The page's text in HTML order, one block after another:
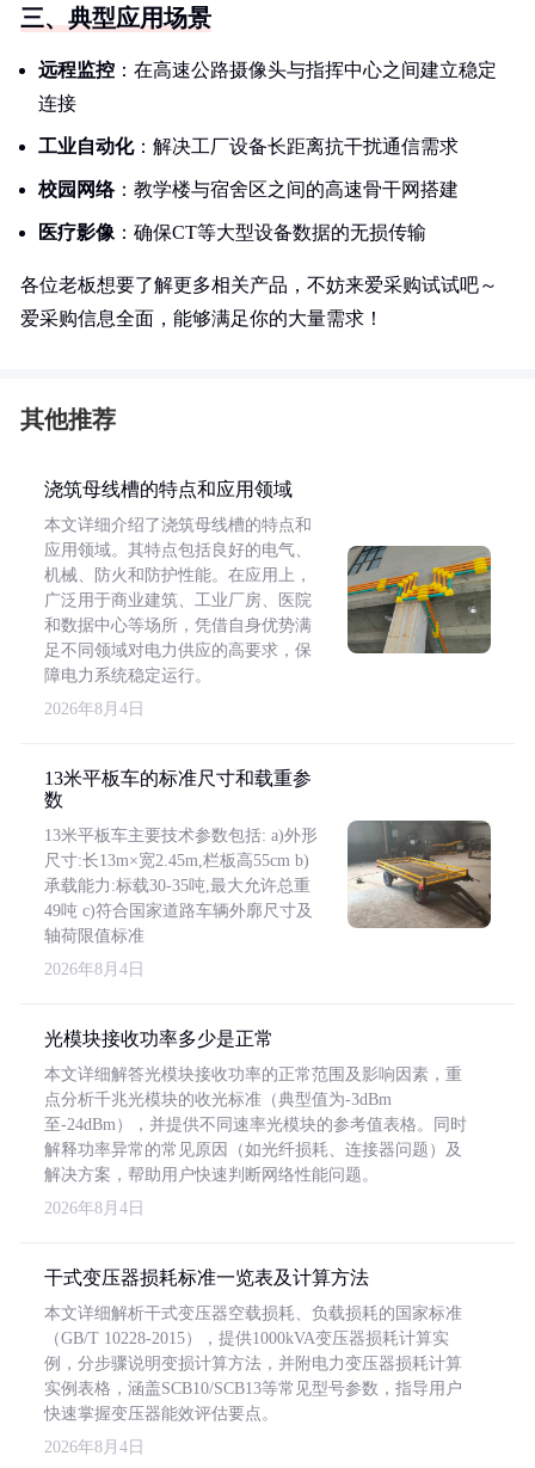
三、典型应用场景
远程监控 ：在高速公路摄像头与指挥中心之间建立稳定
连接
工业自动化：解决工厂设备长距离抗干扰通信需求
校园网络：教学楼与宿舍区之间的高速骨干网搭建
医疗影像 ：确保CT等大型设备数据的无损传输
各位老板想要了解更多相关产品，不妨来爱采购试试吧～
爱采购信息全面，能够满足你的大量需求！
其他推荐
浇筑母线槽的特点和应用领域
本文详细介绍了浇筑母线槽的特点和
应用领域。其特点包括良好的电气、
机械、防火和防护性能。在应用上，
广泛用于商业建筑、工业厂房、医院
和数据中心等场所，凭借自身优势满
足不同领域对电力供应的高要求，保
障电力系统稳定运行。
2026年8月4日
13米平板车的标准尺寸和载重参
数
13米平板车主要技术参数包括: a)外形
尺寸:长13m×宽2.45m,栏板高55cm b)
承载能力:标载30-35吨,最大允许总重
49吨 c)符合国家道路车辆外廓尺寸及
轴荷限值标准
2026年8月4日
光模块接收功率多少是正常
本文详细解答光模块接收功率的正常范围及影响因素，重
点分析千兆光模块的收光标准（典型值为-3dBm
至-24dBm），并提供不同速率光模块的参考值表格。同时
解释功率异常的常见原因（如光纤损耗、连接器问题）及
解决方案，帮助用户快速判断网络性能问题。
2026年8月4日
干式变压器损耗标准一览表及计算方法
本文详细解析干式变压器空载损耗、负载损耗的国家标准
（GB/T 10228-2015），提供1000kVA变压器损耗计算实
例，分步骤说明变损计算方法，并附电力变压器损耗计算
实例表格，涵盖SCB10/SCB13等常见型号参数，指导用户
快速掌握变压器能效评估要点。
2026年8月4日